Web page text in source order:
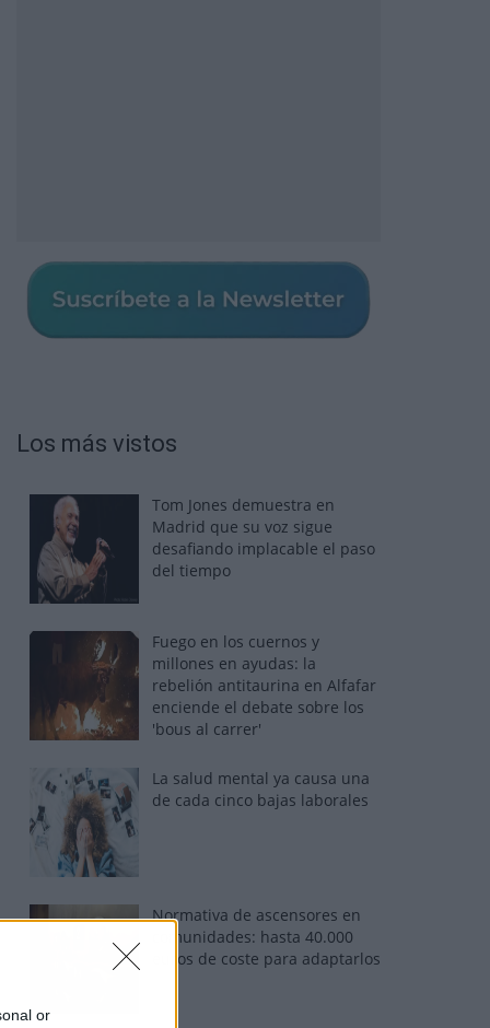
or
Los más vistos
Tom Jones demuestra en
Madrid que su voz sigue
desafiando implacable el paso
del tiempo
Fuego en los cuernos y
millones en ayudas: la
rebelión antitaurina en Alfafar
enciende el debate sobre los
'bous al carrer'
La salud mental ya causa una
de cada cinco bajas laborales
Normativa de ascensores en
comunidades: hasta 40.000
euros de coste para adaptarlos